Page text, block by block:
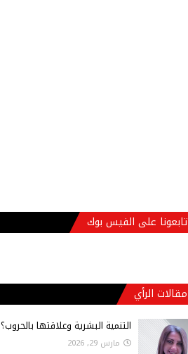
تابعونا على الفيس بوك
مقالات الرأي
التنمية البشرية وعلاقتها بالحروب؟
مارس 29, 2026